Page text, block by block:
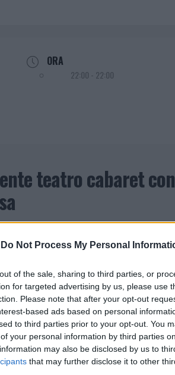
Do Not Process My Personal
of the sale, sharing to third parties, or
for targeted advertising by us, please use
Please note that after your opt-out
based ads based on personal
to third parties prior to your opt-out. You
your personal information by third parties
may also be disclosed by us to
that may further disclose it to other
ORA
22:00 - 22:00
teatro cabaret con